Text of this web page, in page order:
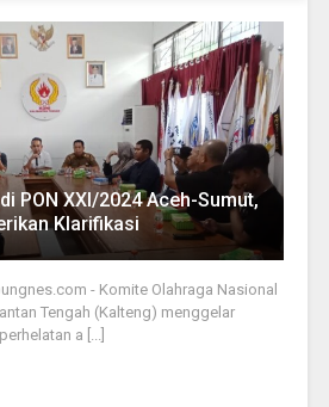
PON XXI/2024 Aceh-Sumut,
Klarifikasi
- Komite Olahraga Nasional
Tengah (Kalteng) menggelar
a [...]